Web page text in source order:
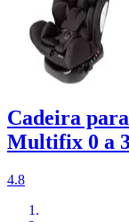
Cadeira
Multifix 0 a
4.8